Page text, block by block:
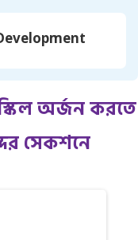
অর্জন করতে
সেকশনে